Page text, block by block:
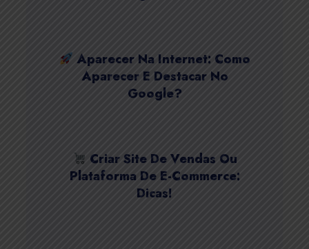
Aparecer Na Internet: Como
Aparecer E Destacar No
Google?
Criar Site De Vendas Ou
Plataforma De E-Commerce:
Dicas!